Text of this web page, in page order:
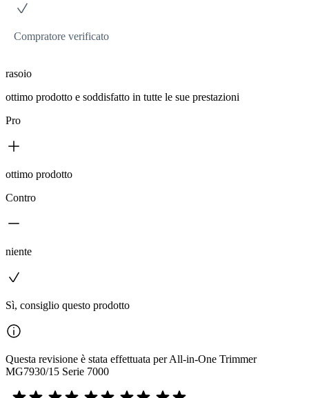
Compratore verificato
rasoio
ottimo prodotto e soddisfatto in tutte le sue prestazioni
Pro
ottimo prodotto
Contro
niente
Sì, consiglio questo prodotto
Questa revisione è stata effettuata per All-in-One Trimmer
MG7930/15 Serie 7000